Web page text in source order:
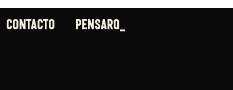
CONTACTO